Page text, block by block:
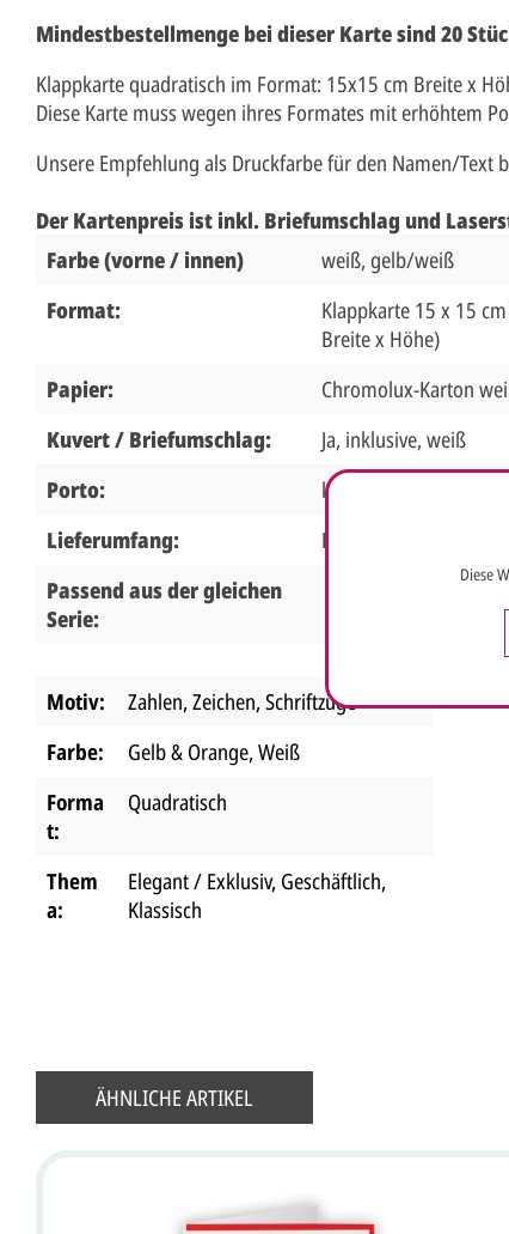
Mindestbestellmenge bei dieser Karte sind 20
Klappkarte quadratisch im Format: 15x15 cm Breite x
Diese Karte muss wegen ihres Formates mit erhöhtem
Unsere Empfehlung als Druckfarbe für den Namen/Text
Der Kartenpreis ist inkl. Briefumschlag und
Farbe (vorne / innen)
weiß, gelb/weiß
Format:
Klappkarte 15 x 15
Breite x Höhe)
Papier:
Chromolux-Karton
Kuvert / Briefumschlag:
Ja, inklusive, weiß
Porto:
kann nicht als
Lieferumfang:
Klappkarte,
Passend aus der gleichen
Serie:
Motiv:
Zahlen, Zeichen, Schriftzüge
Farbe:
Gelb & Orange, Weiß
Forma
t:
Quadratisch
Them
a:
Elegant / Exklusiv, Geschäftlich,
Klassisch
ÄHNLICHE ARTIKEL
Diese